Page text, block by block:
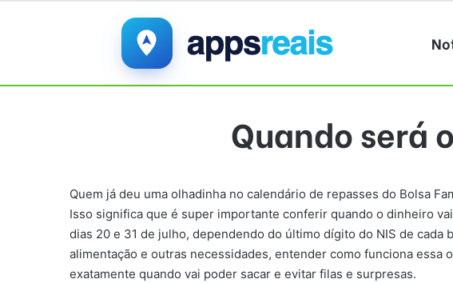
Quando será
Quem já deu uma olhadinha no calendário de repasses do Bolsa
Isso significa que é super importante conferir quando o dinheiro
dias 20 e 31 de julho, dependendo do último dígito do NIS de
alimentação e outras necessidades, entender como funciona
exatamente quando vai poder sacar e evitar filas e surpresas.